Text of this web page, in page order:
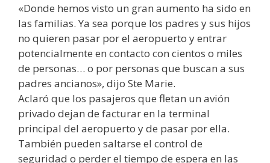
«Donde hemos visto un gran aumento ha sido en
las familias. Ya sea porque los padres y sus hijos
no quieren pasar por el aeropuerto y entrar
potencialmente en contacto con cientos o miles
de personas… o por personas que buscan a sus
padres ancianos», dijo Ste Marie.
Aclaró que los pasajeros que fletan un avión
privado dejan de facturar en la terminal
principal del aeropuerto y de pasar por ella.
También pueden saltarse el control de
seguridad o perder el tiempo de espera en las